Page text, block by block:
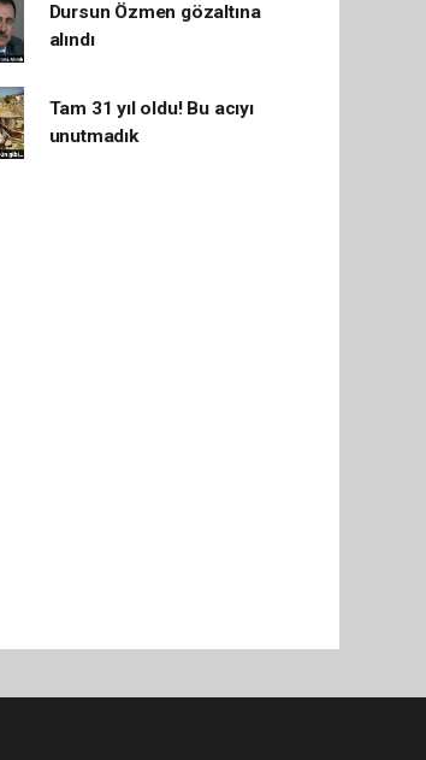
Dursun Özmen gözaltına
alındı
Tam 31 yıl oldu! Bu acıyı
unutmadık